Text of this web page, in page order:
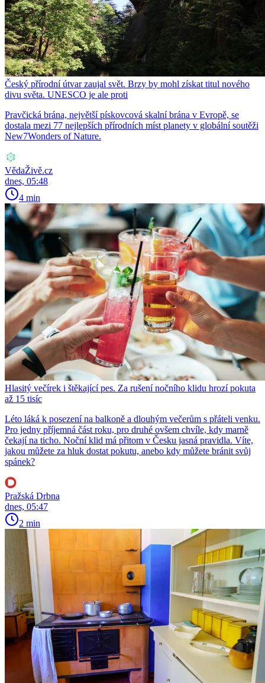
Český přírodní útvar zaujal svět. Brzy by mohl získat titul nového
divu světa. UNESCO je ale proti
Pravčická brána, největší pískovcová skalní brána v Evropě, se
dostala mezi 77 nejlepších přírodních míst planety v globální soutěži
New7Wonders of Nature.
VědaŽivě.cz
dnes, 05:48
4 min
Hlasitý večírek i štěkající pes. Za rušení nočního klidu hrozí pokuta
až 15 tisíc
Léto láká k posezení na balkoně a dlouhým večerům s přáteli venku.
Pro jedny příjemná část roku, pro druhé ovšem chvíle, kdy marně
čekají na ticho. Noční klid má přitom v Česku jasná pravidla. Víte,
jakou můžete za hluk dostat pokutu, anebo kdy můžete bránit svůj
spánek?
Pražská Drbna
dnes, 05:47
2 min